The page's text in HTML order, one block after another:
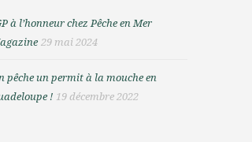
à l’honneur chez Pêche en Mer
29 mai 2024
pêche un permit à la mouche en
! 19 décembre 2022